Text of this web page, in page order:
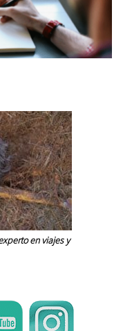
en viajes y